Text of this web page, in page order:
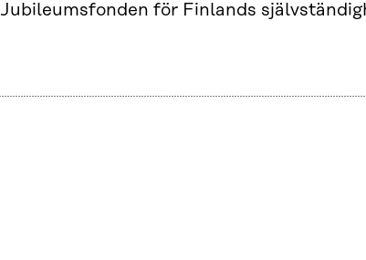
Jubileumsfonden för Finlands